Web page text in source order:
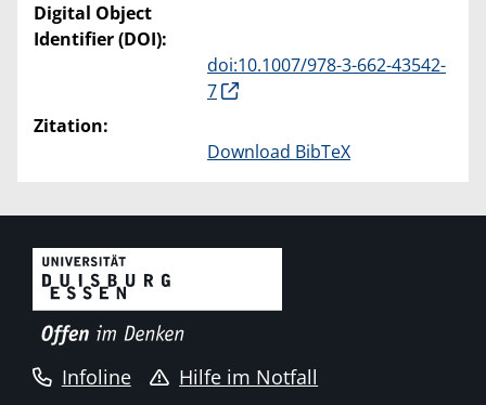
Digital Object
Identifier (DOI):
doi:10.1007/978-3-662-43542-
7
Zitation:
Download BibTeX
Infoline
Hilfe im Notfall